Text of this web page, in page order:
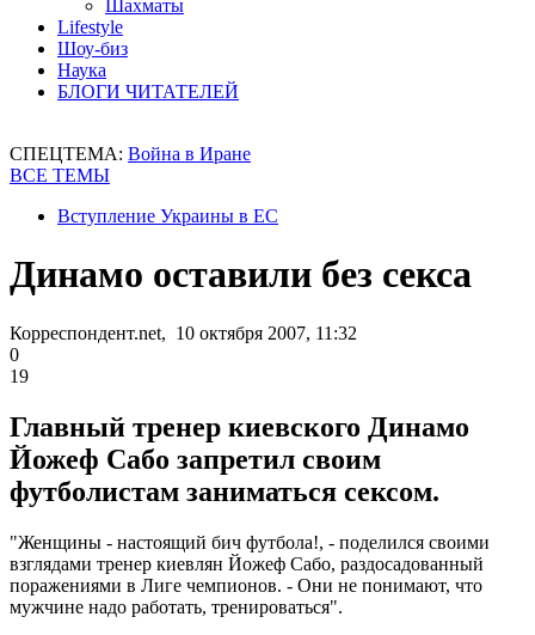
Шахматы
Lifestyle
Шоу-биз
Наука
БЛОГИ ЧИТАТЕЛЕЙ
СПЕЦТЕМА: Война в Иране
ВСЕ ТЕМЫ
Вступление Украины в ЕС
Динамо оставили без секса
Корреспондент.net, 10 октября 2007, 11:32
0
19
Главный тренер киевского Динамо
Йожеф Сабо запретил своим
футболистам заниматься сексом.
"Женщины - настоящий бич футбола!, - поделился своими
взглядами тренер киевлян Йожеф Сабо, раздосадованный
поражениями в Лиге чемпионов. - Они не понимают, что
мужчине надо работать, тренироваться".